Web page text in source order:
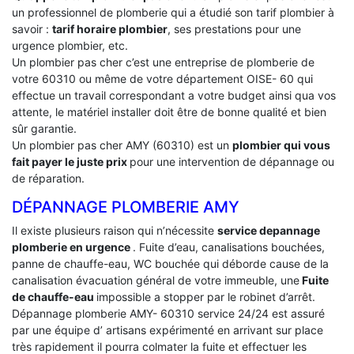
un professionnel de plomberie qui a étudié son tarif plombier à
savoir : tarif horaire plombier, ses prestations pour une
urgence plombier, etc.
Un plombier pas cher c’est une entreprise de plomberie de
votre 60310 ou même de votre département OISE- 60 qui
effectue un travail correspondant a votre budget ainsi qua vos
attente, le matériel installer doit être de bonne qualité et bien
sûr garantie.
Un plombier pas cher AMY (60310) est un plombier qui vous
fait payer le juste prix pour une intervention de dépannage ou
de réparation.
DÉPANNAGE PLOMBERIE AMY
Il existe plusieurs raison qui n’nécessite service depannage
plomberie en urgence . Fuite d’eau, canalisations bouchées,
panne de chauffe-eau, WC bouchée qui déborde cause de la
canalisation évacuation général de votre immeuble, uneFuite
de chauffe-eau impossible a stopper par le robinet d’arrêt.
Dépannage plomberie AMY- 60310 service 24/24 est assuré
par une équipe d’ artisans expérimenté en arrivant sur place
très rapidement il pourra colmater la fuite et effectuer les